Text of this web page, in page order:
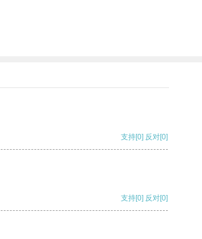
支持[0] 反对[0]
支持[0] 反对[0]